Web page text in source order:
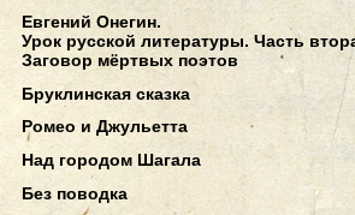
Евгений Онегин.
Урок русской литературы. Часть
Заговор мёртвых поэтов
Бруклинская сказка
Ромео и Джульетта
Над городом Шагала
Без поводка